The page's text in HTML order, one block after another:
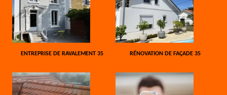
ENTREPRISE DE RAVALEMENT 35 RÉNOVATION DE FAÇADE 35